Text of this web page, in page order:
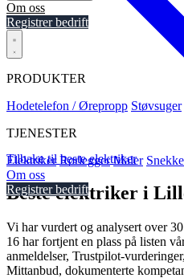
Om oss
Registrer bedrift
PRODUKTER
Hodetelefon / Ørepropp Støvsuger
TJENESTER
Elektriker Rørlegger Maler
Om oss
Registrer bedrift
Tilbake til beste elektriker
Beste elektriker i
Vi har vurdert og analysert over
16 har fortjent en plass på listen
anmeldelser, Trustpilot-
Mittanbud, dokumenterte